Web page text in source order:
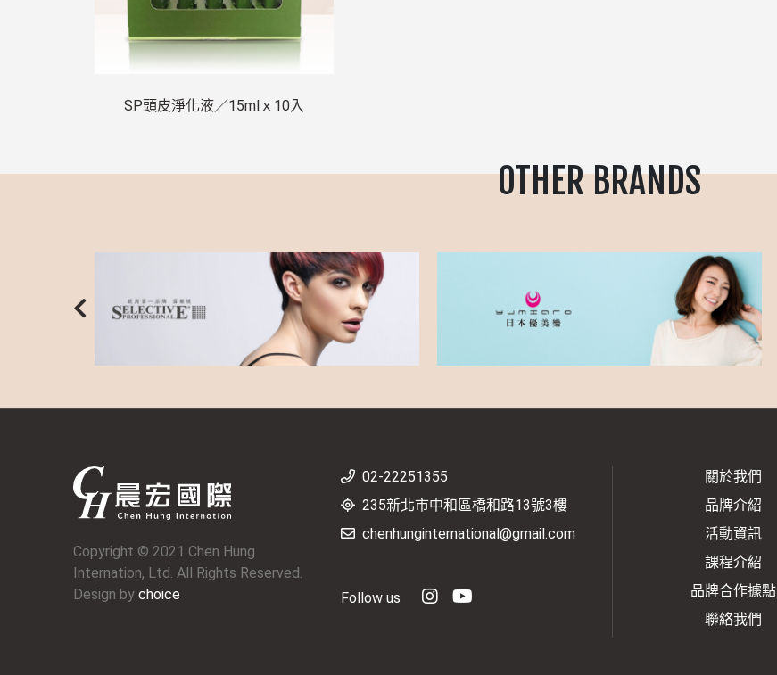
SP頭皮淨化液／15mlｘ10入
OTHER BRANDS
Copyright © 2021 Chen Hung
Internation, Ltd. All Rights Reserved.
Design by choice
02-22251355
235新北市中和區橋和路13號3樓
chenhunginternational@gmail.com
Follow us
關於我們
品牌介紹
活動資訊
課程介紹
品牌合作據點
聯絡我們